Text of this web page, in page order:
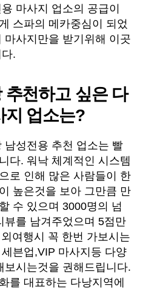
마사지 업소의 공급이
스파의 메카중심이 되었
마사지만을 받기위해 이곳
.
추천하고 싶은 다
지 업소는?
남성전용 추천 업소는 빨
다. 워낙 체계적인 시스템
로 인해 많은 사람들이 한
높은것을 보아 그만큼 만
수 있으며 3000명의 넘
뷰를 남겨주었으며 5점만
여행시 꼭 한번 가보시는
븐업,VIP 마사지등 다양
보시는것을 권해드립니다.
를 대표하는 다낭지역에